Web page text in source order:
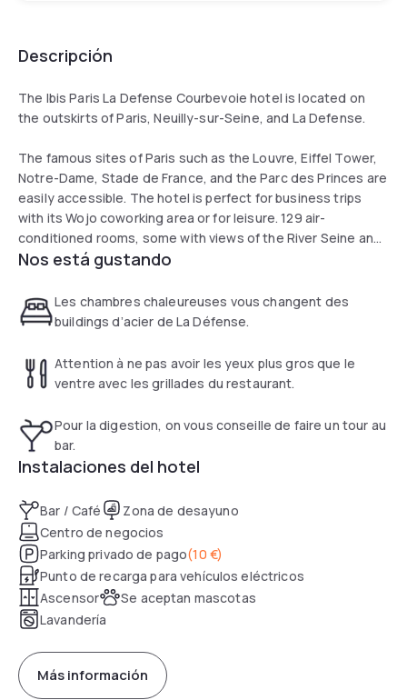
Descripción
The Ibis Paris La Defense Courbevoie hotel is located on
the outskirts of Paris, Neuilly-sur-Seine, and La Defense.
The famous sites of Paris such as the Louvre, Eiffel Tower,
Notre-Dame, Stade de France, and the Parc des Princes are
easily accessible. The hotel is perfect for business trips
with its Wojo coworking area or for leisure. 129 air-
conditioned rooms, some with views of the River Seine and
Eiffel Tower, bar open 24 hours and private parking.
Nos está gustando
Les chambres chaleureuses vous changent des
buildings d’acier de La Défense.
Attention à ne pas avoir les yeux plus gros que le
ventre avec les grillades du restaurant.
Pour la digestion, on vous conseille de faire un tour au
bar.
Instalaciones del hotel
Bar / Café
Zona de desayuno
Centro de negocios
Parking privado de pago(10 €)
Punto de recarga para vehículos eléctricos
Ascensor
Se aceptan mascotas
Lavandería
Más información